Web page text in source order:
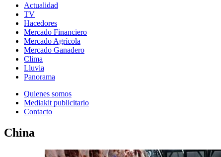
Actualidad
TV
Hacedores
Mercado Financiero
Mercado Agrícola
Mercado Ganadero
Clima
Lluvia
Panorama
Quienes somos
Mediakit publicitario
Contacto
China